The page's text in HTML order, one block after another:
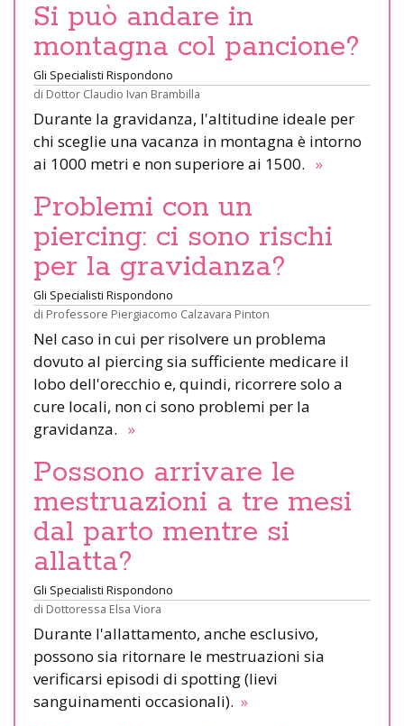
Si può andare in
montagna col pancione?
Gli Specialisti Rispondono
di Dottor Claudio Ivan Brambilla
Durante la gravidanza, l'altitudine ideale per
chi sceglie una vacanza in montagna è intorno
ai 1000 metri e non superiore ai 1500. »
Problemi con un
piercing: ci sono rischi
per la gravidanza?
Gli Specialisti Rispondono
di Professore Piergiacomo Calzavara Pinton
Nel caso in cui per risolvere un problema
dovuto al piercing sia sufficiente medicare il
lobo dell'orecchio e, quindi, ricorrere solo a
cure locali, non ci sono problemi per la
gravidanza. »
Possono arrivare le
mestruazioni a tre mesi
dal parto mentre si
allatta?
Gli Specialisti Rispondono
di Dottoressa Elsa Viora
Durante l'allattamento, anche esclusivo,
possono sia ritornare le mestruazioni sia
verificarsi episodi di spotting (lievi
sanguinamenti occasionali). »